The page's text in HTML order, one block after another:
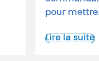
pour
Lire la suite